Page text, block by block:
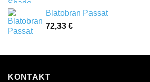
Blatobran Passat
72,33 €
KONTAKT